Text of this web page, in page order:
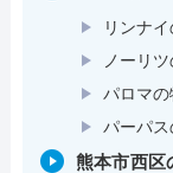
リンナ
ノーリ
パロマ
パーパ
熊本市西区